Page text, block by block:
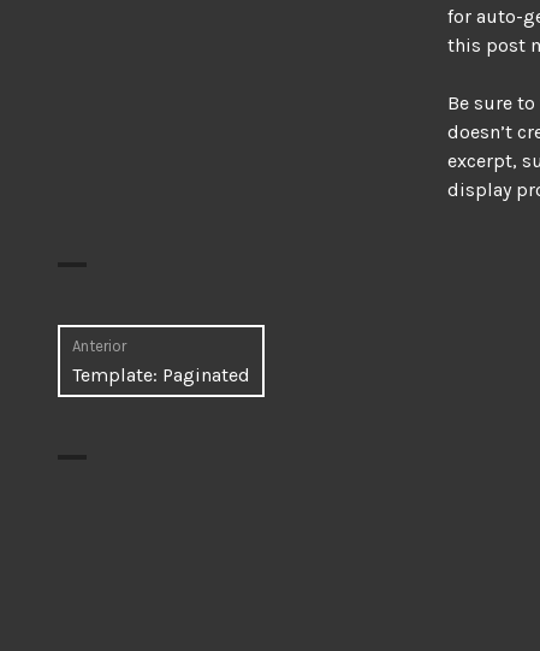
for auto-
this post
Be sure
doesn’t
excerpt,
display
Navegación
de
Anterior
Entrada
anterior:
Template: Paginated